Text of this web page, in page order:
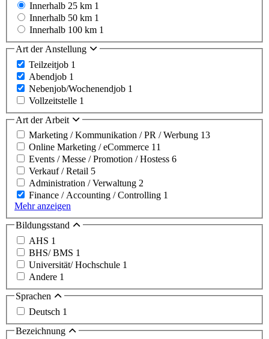
Innerhalb 25 km 1
Innerhalb 50 km 1
Innerhalb 100 km 1
Art der Anstellung
Teilzeitjob 1
Abendjob 1
Nebenjob/Wochenendjob 1
Vollzeitstelle 1
Art der Arbeit
Marketing / Kommunikation / PR / Werbung 13
Online Marketing / eCommerce 11
Events / Messe / Promotion / Hostess 6
Verkauf / Retail 5
Administration / Verwaltung 2
Finance / Accounting / Controlling 1
Mehr anzeigen
Bildungsstand
AHS 1
BHS/ BMS 1
Universität/ Hochschule 1
Andere 1
Sprachen
Deutsch 1
Bezeichnung